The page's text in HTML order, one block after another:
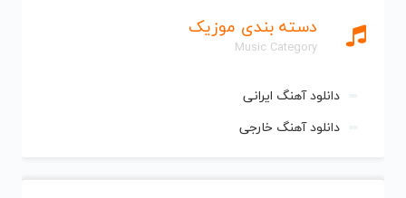
دسته بندی موزیک
Music Category
دانلود آهنگ ایرانی
دانلود آهنگ خارجی